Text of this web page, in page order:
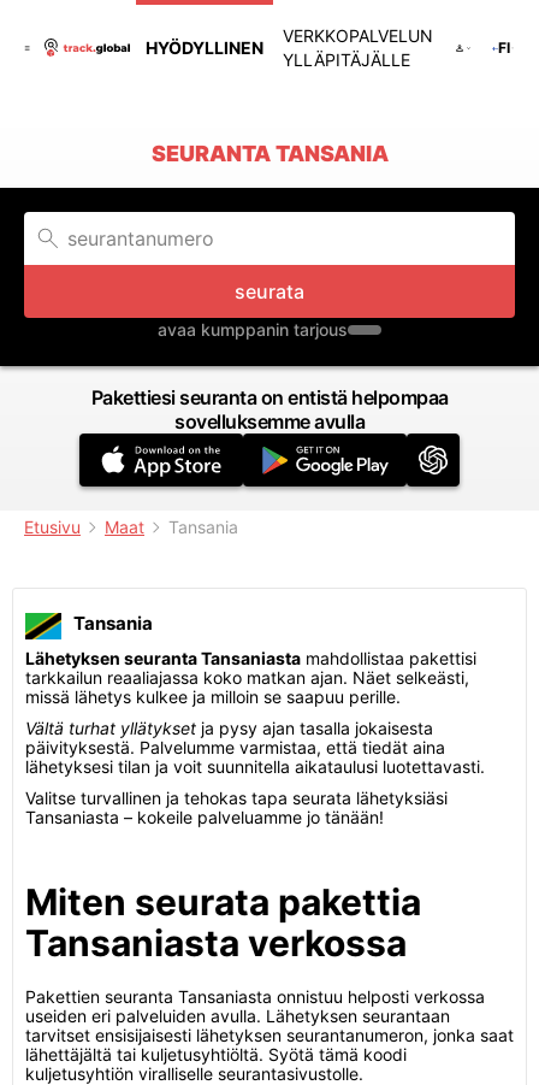
HYÖDYLLINEN
VERKKOPALVELUN
YLLÄPITÄJÄLLE
FI
SEURANTA TANSANIA
seurata
avaa kumppanin tarjous
Pakettiesi seuranta on entistä helpompaa
sovelluksemme avulla
Etusivu Maat Tansania
Tansania
Lähetyksen seuranta Tansaniasta mahdollistaa pakettisi
tarkkailun reaaliajassa koko matkan ajan. Näet selkeästi,
missä lähetys kulkee ja milloin se saapuu perille.
Vältä turhat yllätykset ja pysy ajan tasalla jokaisesta
päivityksestä. Palvelumme varmistaa, että tiedät aina
lähetyksesi tilan ja voit suunnitella aikataulusi luotettavasti.
Valitse turvallinen ja tehokas tapa seurata lähetyksiäsi
Tansaniasta – kokeile palveluamme jo tänään!
Miten seurata pakettia
Tansaniasta verkossa
Pakettien seuranta Tansaniasta onnistuu helposti verkossa
useiden eri palveluiden avulla. Lähetyksen seurantaan
tarvitset ensisijaisesti lähetyksen seurantanumeron, jonka saat
lähettäjältä tai kuljetusyhtiöltä. Syötä tämä koodi
kuljetusyhtiön viralliselle seurantasivustolle.